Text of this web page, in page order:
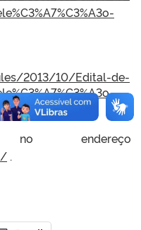
C3%A7%C3%A3o-
2013/10/Edital-de-
C3%A7%C3%A3o-
no endereço
.